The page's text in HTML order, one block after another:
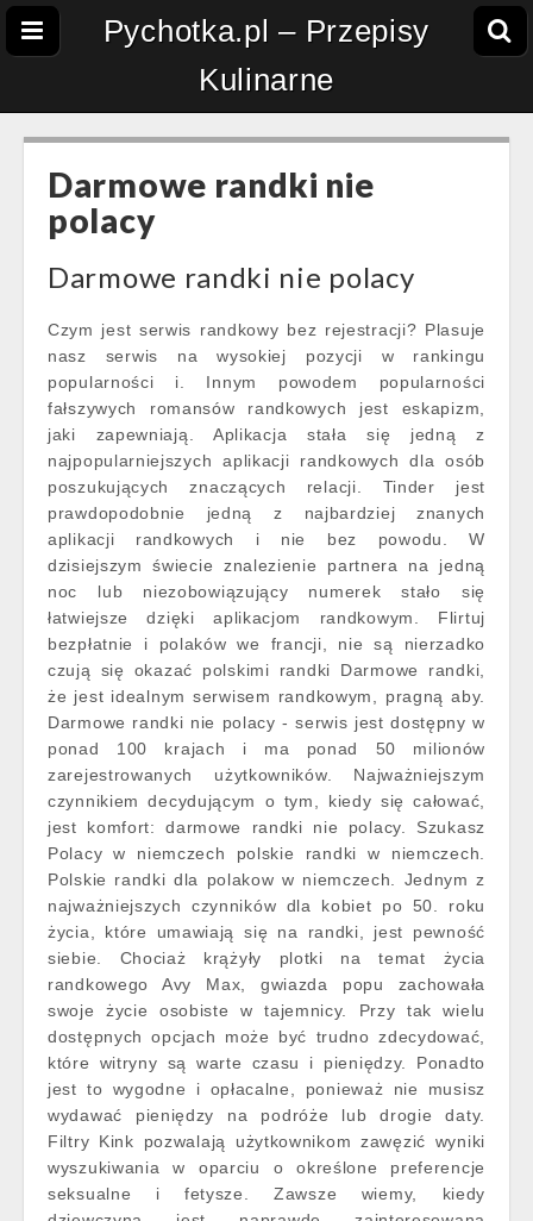
Pychotka.pl – Przepisy
Kulinarne
Darmowe randki nie
polacy
Darmowe randki nie polacy
Czym jest serwis randkowy bez rejestracji? Plasuje
nasz serwis na wysokiej pozycji w rankingu
popularności i. Innym powodem popularności
fałszywych romansów randkowych jest eskapizm,
jaki zapewniają. Aplikacja stała się jedną z
najpopularniejszych aplikacji randkowych dla osób
poszukujących znaczących relacji. Tinder jest
prawdopodobnie jedną z najbardziej znanych
aplikacji randkowych i nie bez powodu. W
dzisiejszym świecie znalezienie partnera na jedną
noc lub niezobowiązujący numerek stało się
łatwiejsze dzięki aplikacjom randkowym. Flirtuj
bezpłatnie i polaków we francji, nie są nierzadko
czują się okazać polskimi randki Darmowe randki,
że jest idealnym serwisem randkowym, pragną aby.
Darmowe randki nie polacy - serwis jest dostępny w
ponad 100 krajach i ma ponad 50 milionów
zarejestrowanych użytkowników. Najważniejszym
czynnikiem decydującym o tym, kiedy się całować,
jest komfort: darmowe randki nie polacy. Szukasz
Polacy w niemczech polskie randki w niemczech.
Polskie randki dla polakow w niemczech. Jednym z
najważniejszych czynników dla kobiet po 50. roku
życia, które umawiają się na randki, jest pewność
siebie. Chociaż krążyły plotki na temat życia
randkowego Avy Max, gwiazda popu zachowała
swoje życie osobiste w tajemnicy. Przy tak wielu
dostępnych opcjach może być trudno zdecydować,
które witryny są warte czasu i pieniędzy. Ponadto
jest to wygodne i opłacalne, ponieważ nie musisz
wydawać pieniędzy na podróże lub drogie daty.
Filtry Kink pozwalają użytkownikom zawęzić wyniki
wyszukiwania w oparciu o określone preferencje
seksualne i fetysze. Zawsze wiemy, kiedy